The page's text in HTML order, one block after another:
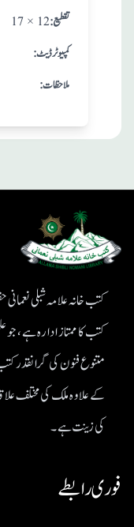
17 × 12 :تقطيع
:کمپیوٹر ڈیٹ
:ملاحظات
کتب خانہ علامہ شبلی
کتب کا ممتاز ادارہ ہے،
متنوع فنون کی گرانقدر
کے علاوہ ملک کی مختلف
کی زینت ہے۔
فوری رابطے